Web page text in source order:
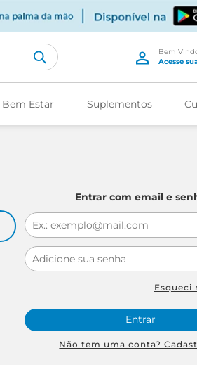
Bem Estar Suplementos
Entrar com email e
Entrar
Não tem uma conta?